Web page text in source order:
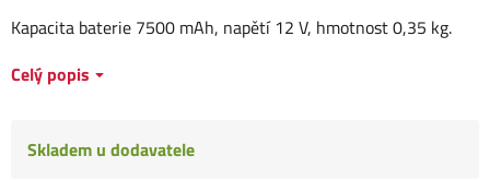
Kapacita baterie 7500 mAh, napětí 12 V, hmotnost 0,35 kg.
Celý popis
Skladem u dodavatele